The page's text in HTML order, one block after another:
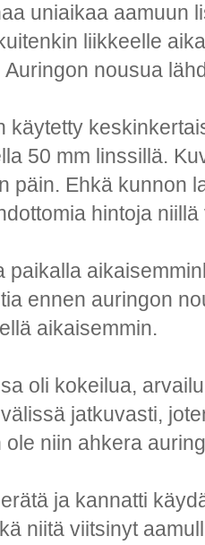
uniaikaa aamuun
liikkeelle
nousua
käytetty
50 mm linssillä.
päin. Ehkä kunnon
hintoja
paikalla
ennen auringon
aikaisemmin.
oli kokeilua,
jatkuvasti,
ole niin ahkera
ja kannatti
niitä viitsinyt